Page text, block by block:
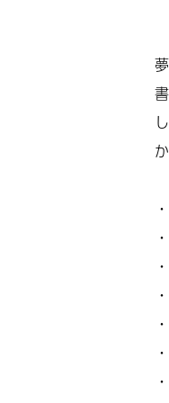
・
・
・
・
・
・
・